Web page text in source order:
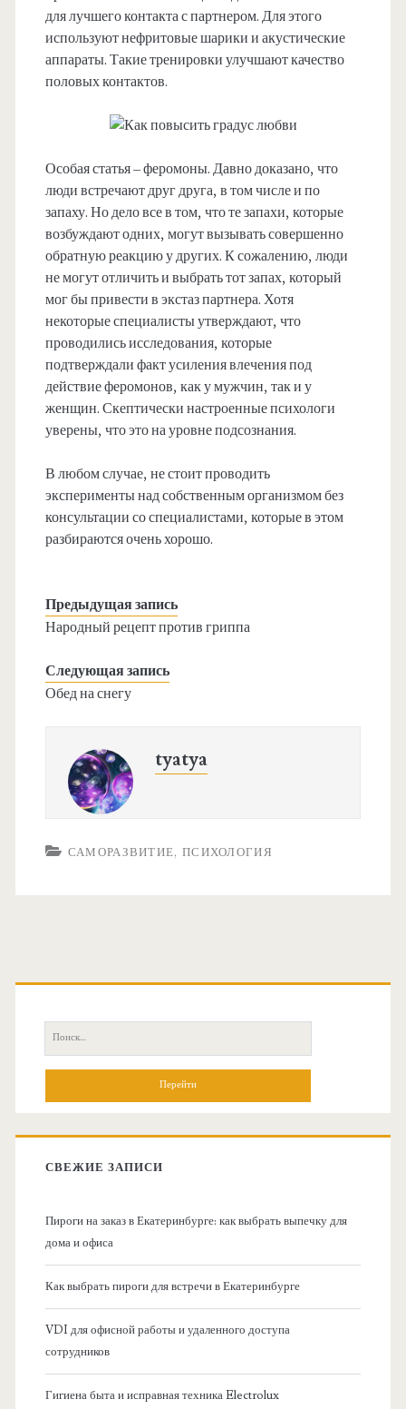
для лучшего контакта с партнером. Для этого
используют нефритовые шарики и акустические
аппараты. Такие тренировки улучшают качество
половых контактов.
Особая статья – феромоны. Давно доказано, что
люди встречают друг друга, в том числе и по
запаху. Но дело все в том, что те запахи, которые
возбуждают одних, могут вызывать совершенно
обратную реакцию у других. К сожалению, люди
не могут отличить и выбрать тот запах, который
мог бы привести в экстаз партнера. Хотя
некоторые специалисты утверждают, что
проводились исследования, которые
подтверждали факт усиления влечения под
действие феромонов, как у мужчин, так и у
женщин. Скептически настроенные психологи
уверены, что это на уровне подсознания.
В любом случае, не стоит проводить
эксперименты над собственным организмом без
консультации со специалистами, которые в этом
разбираются очень хорошо.
Предыдущая запись
Народный рецепт против гриппа
Следующая запись
Обед на снегу
tyatya
САМОРАЗВИТИЕ, ПСИХОЛОГИЯ
О
П
о
:
СВЕЖИЕ ЗАПИСИ
Пироги на заказ в Екатеринбурге: как выбрать выпечку для
дома и офиса
Как выбрать пироги для встречи в Екатеринбурге
VDI для офисной работы и удаленного доступа
сотрудников
Гигиена быта и исправная техника Electrolux